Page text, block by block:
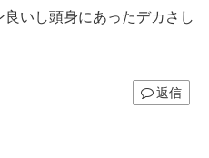
いし頭身にあったデカさし
返信